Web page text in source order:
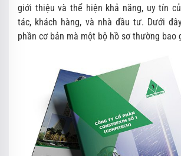
giới thiệu và thể hiện khả năng, uy tín
tác, khách hàng, và nhà đầu tư. Dưới
phần cơ bản mà một bộ hồ sơ thường bao